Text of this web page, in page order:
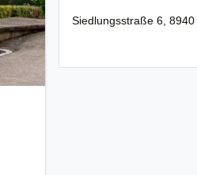
Siedlungsstraße 6, 8940